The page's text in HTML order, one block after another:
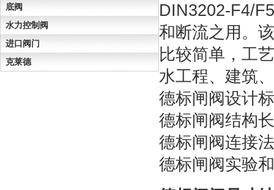
底阀
水力控制阀
进口阀门
克莱德
DIN3202-F4/
和断流之用。
比较简单，工
水工程、建筑
德标闸阀设计
德标闸阀结构
德标闸阀连接
德标闸阀实验